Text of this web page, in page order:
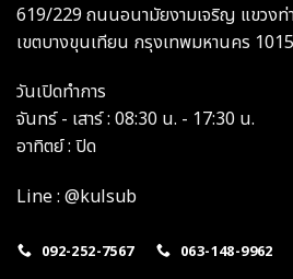
619/229 ถนนอนามัยงามเจริญ แขวงท่
เขตบางขุนเทียน กรุงเทพมหานคร
วันเปิดทำการ
จันทร์ - เสาร์ : 08:30 น. - 17:30 น.
อาทิตย์ : ปิด
Line : @kulsub
092-252-7567 063-148-9962